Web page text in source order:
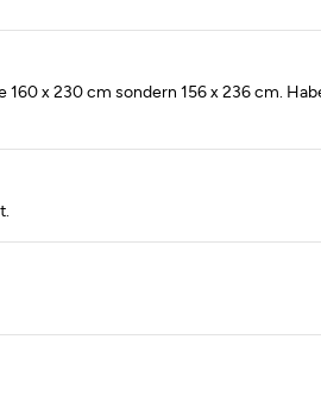
160 x 230 cm sondern 156 x 236 cm.